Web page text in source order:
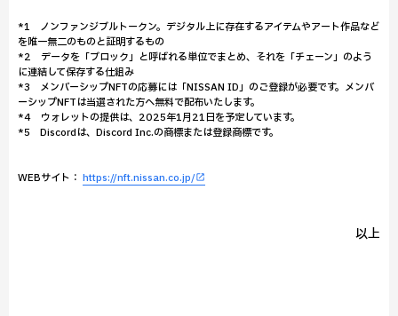
*1 ノンファンジブルトークン。デジタル上に存在するアイテムやアート作品など
を唯一無二のものと証明するもの
*2 データを「ブロック」と呼ばれる単位でまとめ、それを「チェーン」のよう
に連結して保存する仕組み
*3 メンバーシップNFTの応募には「NISSAN ID」のご登録が必要です。メンバ
ーシップNFTは当選された方へ無料で配布いたします。
*4 ウォレットの提供は、2025年1月21日を予定しています。
*5 Discordは、Discord Inc.の商標または登録商標です。
WEBサイト： https://nft.nissan.co.jp/
以上